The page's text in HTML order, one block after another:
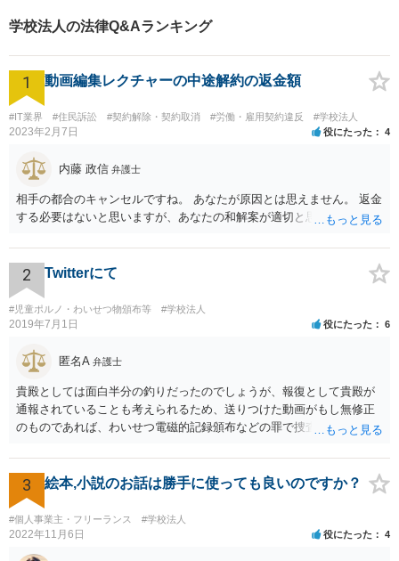
【当日／夜間／休日対応可】
お気軽にご相談ください。
学校法人の法律Q&Aランキング
1 動画編集レクチャーの中途解約の返金額
#IT業界 #住民訴訟 #契約解除・契約取消 #労働・雇用契約違反 #学校法人
2023年2月7日 役にたった 4
内藤 政信 弁護士
相手の都合のキャンセルですね。 あなたが原因とは思えません。 返金
する必要はないと思いますが、あなたの和解案が適切と思います。
2 Twitterにて
#児童ポルノ・わいせつ物頒布等 #学校法人
2019年7月1日 役にたった 6
匿名A 弁護士
貴殿としては面白半分の釣りだったのでしょうが、報復として貴殿が
通報されていることも考えられるため、送りつけた動画がもし無修正
のものであれば、わいせつ電磁的記録頒布などの罪で捜査の対象にな
察が自宅に来て、パソコンの中身を見られたり事情聴取を受けたりす
る可能性はゼロとは言えません。このようなことが繰り返されないこ
とを望みます。 まあ警察もこのような軽微な事案まではなかなか手が
回らないと思いますが。 それと、動画についてＫ高校の名前が挙がっ
ていますが、学校名を特定する根拠が不明でデマの可能性がある場
合、その高校名を拡散する行為は不適切と思われます。私学の場合、
3 絵本,小説のお話は勝手に使っても良いのですか？
#個人事業主・フリーランス #学校法人
2022年11月6日 役にたった 4